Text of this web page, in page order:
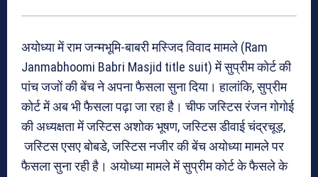
अयोध्या में राम जन्मभूमि-बाबरी मस्जिद विवाद मामले (Ram
Janmabhoomi Babri Masjid title suit) में सुप्रीम कोर्ट की
पांच जजों की बेंच ने अपना फैसला सुना दिया। हालांकि, सुप्रीम
कोर्ट में अब भी फैसला पढ़ा जा रहा है। चीफ जस्टिस रंजन गोगोई
की अध्यक्षता में जस्टिस अशोक भूषण, जस्टिस डीवाई चंद्रचूड़,
जस्टिस एसए बोबडे, जस्टिस नजीर की बेंच अयोध्या मामले पर
फैसला सुना रही है। अयोध्या मामले में सुप्रीम कोर्ट के फैसले के